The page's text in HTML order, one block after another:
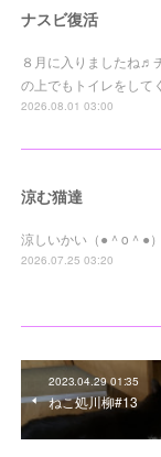
ナスビ復活
８月に入りましたね♬
の上でもトイレをして
2026.08.01 03:00
涼む猫達
涼しいかい（●＾o＾●）
2026.07.25 03:20
2023.04.29 01:35
ねこ処川柳#13